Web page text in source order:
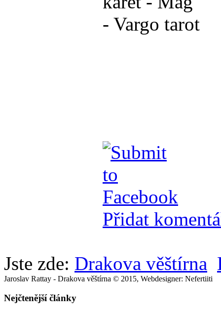
Přidat
Jste zde: Drakova věštírna
Jaroslav Rattay - Drakova věštírna © 2015, Webdesigner: Nefertiiti
Nejčtenější články